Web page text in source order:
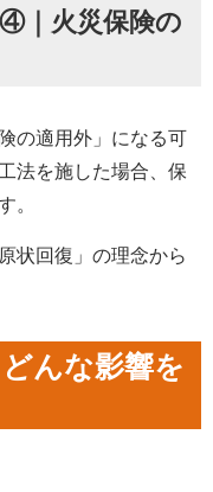
｜火災保険の
の適用外」になる可
法を施した場合、保
。
状回復」の理念から
んな影響を